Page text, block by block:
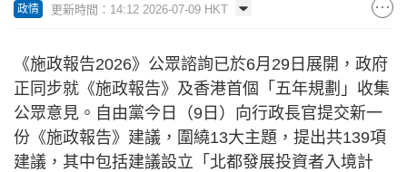
政情 更新時間：14:12 2026-07-09 HKT
《施政報告2026》公眾諮詢已於6月29日展開，政府
正同步就《施政報告》及香港首個「五年規劃」收集
公眾意見。自由黨今日（9日）向行政長官提交新一
份《施政報告》建議，圍繞13大主題，提出共139項
建議，其中包括建議設立「北都發展投資者入境計